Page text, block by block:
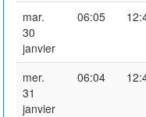
mar.
30
janvier
06:05
mer.
31
janvier
06:04